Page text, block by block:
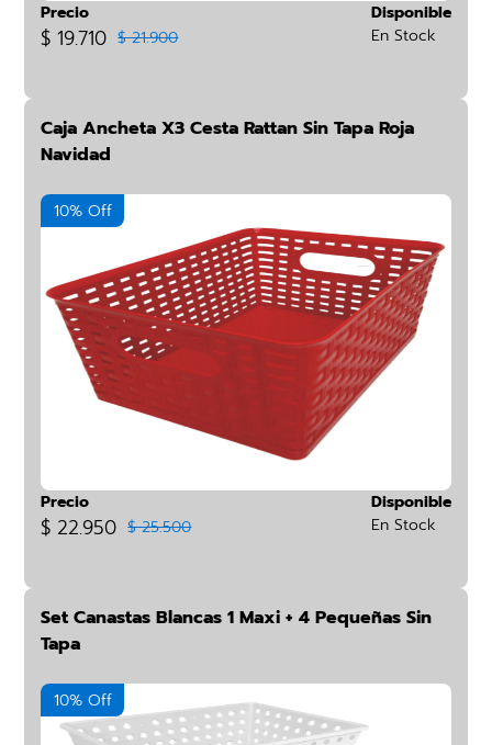
Precio
$ 19.710 $ 21.900
Disponible
En Stock
Caja Ancheta X3 Cesta Rattan Sin Tapa Roja
Navidad
10% Off
Precio
$ 22.950 $ 25.500
Disponible
En Stock
Set Canastas Blancas 1 Maxi + 4 Pequeñas Sin
Tapa
10% Off